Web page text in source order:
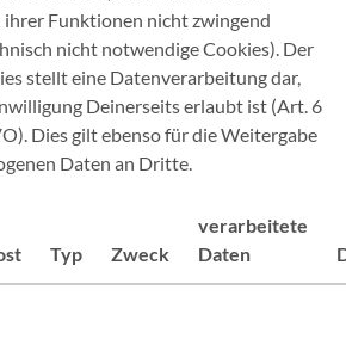
Funktionen nicht zwingend
nicht notwendige Cookies). Der
stellt eine Datenverarbeitung dar,
Deinerseits erlaubt ist (Art. 6
Dies gilt ebenso für die Weitergabe
Daten an Dritte.
Typ Zweck
verarbeitete
Daten